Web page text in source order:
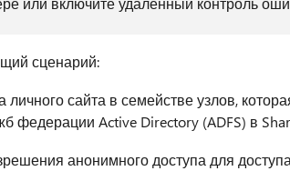
сценарий:
личного сайта в семействе узлов,
федерации Active Directory (ADFS) в
анонимного доступа для